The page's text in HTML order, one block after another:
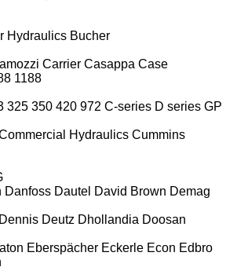
Hydraulics Bucher
Carrier Casappa Case
1188
325 350 420 972 C-series D series GP
Hydraulics Cummins
Danfoss Dautel David Brown Demag
Dennis Deutz Dhollandia Doosan
Eberspächer Eckerle Econ Edbro